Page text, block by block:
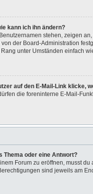
kann ich ihn ändern?
stehen, zeigen
der Board-Administration
unter Umständen einfach
auf den E-Mail-Link klicke,
die foreninterne E-Mail-
Thema oder eine Antwort?
Forum zu eröffnen, musst
sind jeweils am